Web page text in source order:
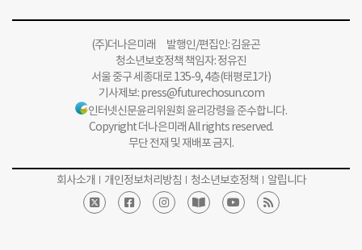
(주)더나은미래 발행인/편집인: 김윤곤
청소년보호정책 책임자: 정유진
서울 중구 세종대로 135-9, 4층(태평로1가)
기사제보:press@futurechosun.com
인터넷신문윤리위원회 윤리강령을 준수합니다.
Copyright 더나은미래 All rights reserved.
무단 전재 및 재배포 금지.
회사소개 개인정보처리방침 청소년보호정책 알립니다